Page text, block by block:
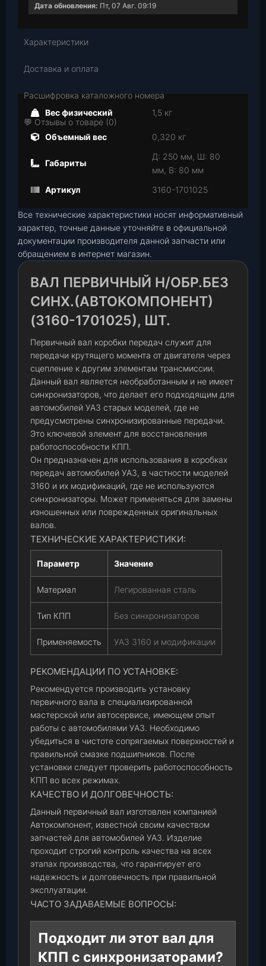
Дата обновления: Пт, 07 Авг. 09:19
Характеристики
Доставка и оплата
Расшифровка каталожного номера
💬 Отзывы о товаре (0)
Вес физический 1,5 кг
Объемный вес 0,320 кг
Габариты
Д: 250 мм, Ш: 80
мм, В: 80 мм
Артикул
3160-1701025
Все технические характеристики носят информативный
характер, точные данные уточняйте в официальной
документации производителя данной запчасти или
обращением в интернет магазин.
ВАЛ ПЕРВИЧНЫЙ Н/ОБР.БЕЗ
СИНХ.(АВТОКОМПОНЕНТ)
(3160-1701025), ШТ.
Первичный вал коробки передач служит для
передачи крутящего момента от двигателя через
сцепление к другим элементам трансмиссии.
Данный вал является необработанным и не имеет
синхронизаторов, что делает его подходящим для
автомобилей УАЗ старых моделей, где не
предусмотрены синхронизированные передачи.
Это ключевой элемент для восстановления
работоспособности КПП.
Он предназначен для использования в коробках
передач автомобилей УАЗ, в частности моделей
3160 и их модификаций, где не используются
синхронизаторы. Может применяться для замены
изношенных или поврежденных оригинальных
валов.
ТЕХНИЧЕСКИЕ ХАРАКТЕРИСТИКИ:
Параметр Значение
Материал Легированная сталь
Тип КПП Без синхронизаторов
Применяемость УАЗ 3160 и модификации
РЕКОМЕНДАЦИИ ПО УСТАНОВКЕ:
Рекомендуется производить установку
первичного вала в специализированной
мастерской или автосервисе, имеющем опыт
работы с автомобилями УАЗ. Необходимо
убедиться в чистоте сопрягаемых поверхностей и
правильной смазке подшипников. После
установки следует проверить работоспособность
КПП во всех режимах.
КАЧЕСТВО И ДОЛГОВЕЧНОСТЬ:
Данный первичный вал изготовлен компанией
Автокомпонент, известной своим качеством
запчастей для автомобилей УАЗ. Изделие
проходит строгий контроль качества на всех
этапах производства, что гарантирует его
надежность и долговечность при правильной
эксплуатации.
ЧАСТО ЗАДАВАЕМЫЕ ВОПРОСЫ:
Подходит ли этот вал для
КПП с синхронизаторами?